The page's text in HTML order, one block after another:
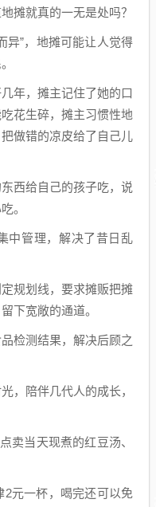
摊就真的一无是处吗？
异”，地摊可能让人觉得
年，摊主记住了她的口
花生碎，摊主习惯性地
做错的凉皮给了自己儿
西给自己的孩子吃，说
。
中管理，解决了昔日乱
规划线，要求摊贩把摊
下宽敞的通道。
检测结果，解决后顾之
，陪伴几代人的成长，
卖当天现煮的红豆汤、
2元一杯，喝完还可以免